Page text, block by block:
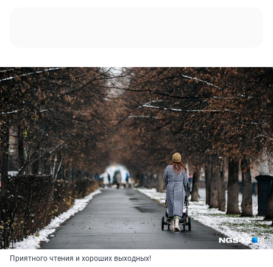
Приятного чтения и хороших выходных!